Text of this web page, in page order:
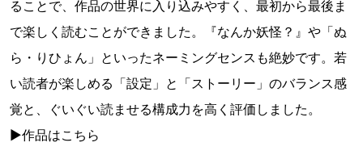
ることで、作品の世界に入り込みやすく、最初から最後ま
で楽しく読むことができました。『なんか妖怪？』や「ぬ
ら・りひょん」といったネーミングセンスも絶妙です。若
い読者が楽しめる「設定」と「ストーリー」のバランス感
覚と、ぐいぐい読ませる構成力を高く評価しました。
▶作品はこちら